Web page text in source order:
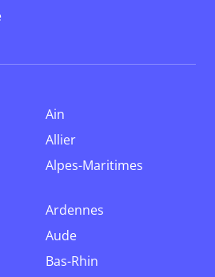
Ain
Allier
Alpes-Maritimes
Ardennes
Aude
Bas-Rhin